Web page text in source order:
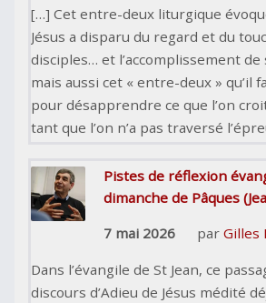
[…] Cet entre-deux liturgique
Jésus a disparu du regard et du
disciples… et l’accomplissement
mais aussi cet « entre-deux » qu’il
pour désapprendre ce que l’on
tant que l’on n’a pas traversé
Pistes de réflexion
dimanche de Pâques
7 mai 2026
par Gilles
Dans l’évangile de St Jean, ce
discours d’Adieu de Jésus médité